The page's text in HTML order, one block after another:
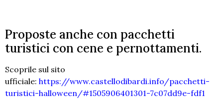
Proposte anche con pacchetti
turistici con cene e pernottamenti.
Scoprile sul sito
ufficiale: https://www.castellodibardi.info/pacchetti-
turistici-halloween/#1505906401301-7c07dd9e-fdf1